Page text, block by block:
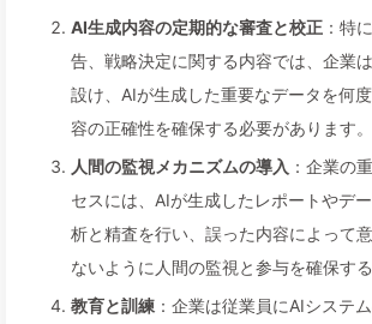
AI生成内容の定期的な審査と校正 ：特
告、戦略決定に関する内容では、企業
設け、AIが生成した重要なデータを何
容の正確性を確保する必要があります。
人間の監視メカニズムの導入 ：企業の
セスには、AIが生成したレポートやデ
析と精査を行い、誤った内容によって
ないように人間の監視と参与を確保す
教育と訓練 ：企業は従業員にAIシステ